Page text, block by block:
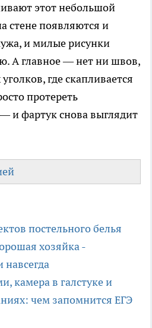
этот небольшой
стене появляются и
и милые рисунки
А главное — нет ни швов,
где скапливается
протереть
и фартук снова выглядит
постельного белья
хозяйка -
навсегда
камера в галстуке и
чем запомнится ЕГЭ